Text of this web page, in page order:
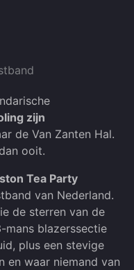
zijn
de Van Zanten Hal.
ooit.
Tea Party
van Nederland.
de sterren van de
mans blazerssectie
plus een stevige
en waar niemand van